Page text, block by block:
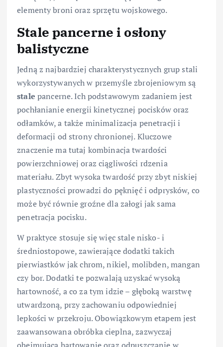
elementy broni oraz sprzętu wojskowego.
Stale pancerne i osłony
balistyczne
Jedną z najbardziej charakterystycznych grup stali
wykorzystywanych w przemyśle zbrojeniowym są
stale pancerne. Ich podstawowym zadaniem jest
pochłanianie energii kinetycznej pocisków oraz
odłamków, a także minimalizacja penetracji i
deformacji od strony chronionej. Kluczowe
znaczenie ma tutaj kombinacja twardości
powierzchniowej oraz ciągliwości rdzenia
materiału. Zbyt wysoka twardość przy zbyt niskiej
plastyczności prowadzi do pęknięć i odprysków, co
może być równie groźne dla załogi jak sama
penetracja pocisku.
W praktyce stosuje się więc stale nisko- i
średniostopowe, zawierające dodatki takich
pierwiastków jak chrom, nikiel, molibden, mangan
czy bor. Dodatki te pozwalają uzyskać wysoką
hartowność, a co za tym idzie – głęboką warstwę
utwardzoną, przy zachowaniu odpowiedniej
lepkości w przekroju. Obowiązkowym etapem jest
zaawansowana obróbka cieplna, zazwyczaj